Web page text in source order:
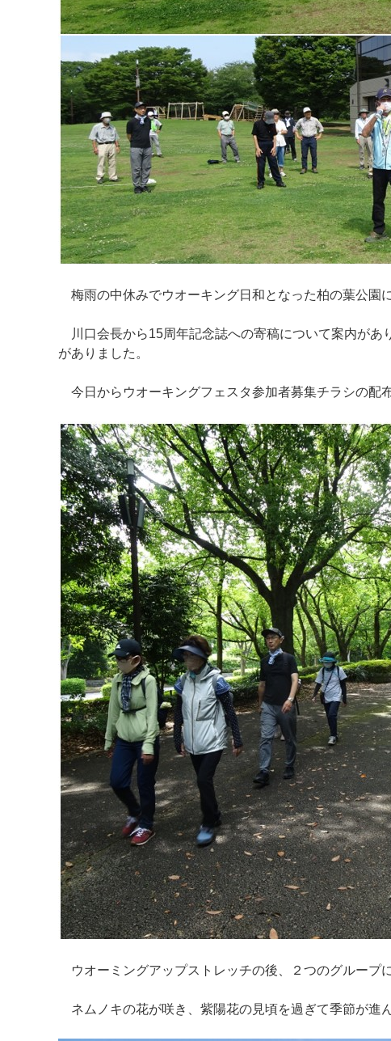
梅雨の中休みでウオーキング日和となった柏の葉公園
川口会長から15周年記念誌への寄稿について案内があ
がありました。
今日からウオーキングフェスタ参加者募集チラシの配
ウオーミングアップストレッチの後、２つのグループ
ネムノキの花が咲き、紫陽花の見頃を過ぎて季節が進